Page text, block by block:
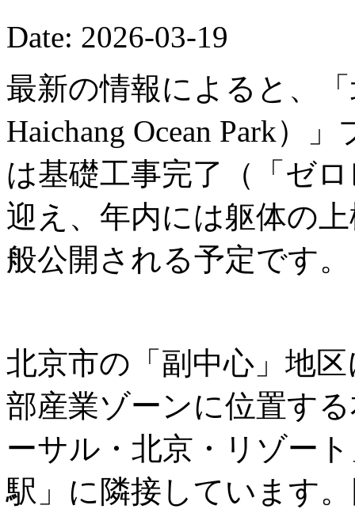
Date: 2026-03-19
最新の情報によると、
Haichang Ocean Park）
は基礎工事完了（「ゼ
迎え、年内には躯体の
般公開される予定です。
北京市の「副中心」地
部産業ゾーンに位置す
ーサル・北京・リゾー
駅」に隣接しています